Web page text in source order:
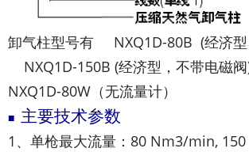
卸气柱型号有 NXQ1D-80B (经济型
NXQ1D-150B (经济型，不带电磁
NXQ1D-80W（无流量计）
■ 主要技术参数
1、单枪最大流量：80 Nm3/min, 150